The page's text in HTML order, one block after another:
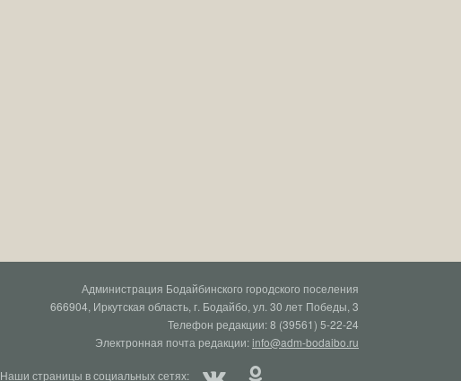
Администрация Бодайбинского городского поселения
666904, Иркутская область, г. Бодайбо, ул. 30 лет Победы, 3
Телефон редакции: 8 (39561) 5-22-24
Электронная почта редакции:info@adm-bodaibo.ru
Наши страницы в социальных сетях: